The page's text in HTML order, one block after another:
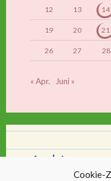
Cookie-
12 13 14
19 20 21
26 27 28
« Apr. Juni »
Archiv